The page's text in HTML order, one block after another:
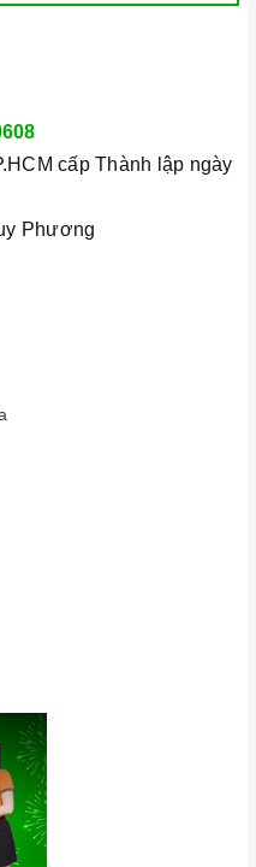
cấp Thành lập ngày
Phương